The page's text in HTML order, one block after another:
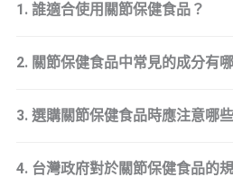
1. 誰適合使用關節保健食品？
2. 關節保健食品中常見的成分有
3. 選購關節保健食品時應注意哪
4. 台灣政府對於關節保健食品的